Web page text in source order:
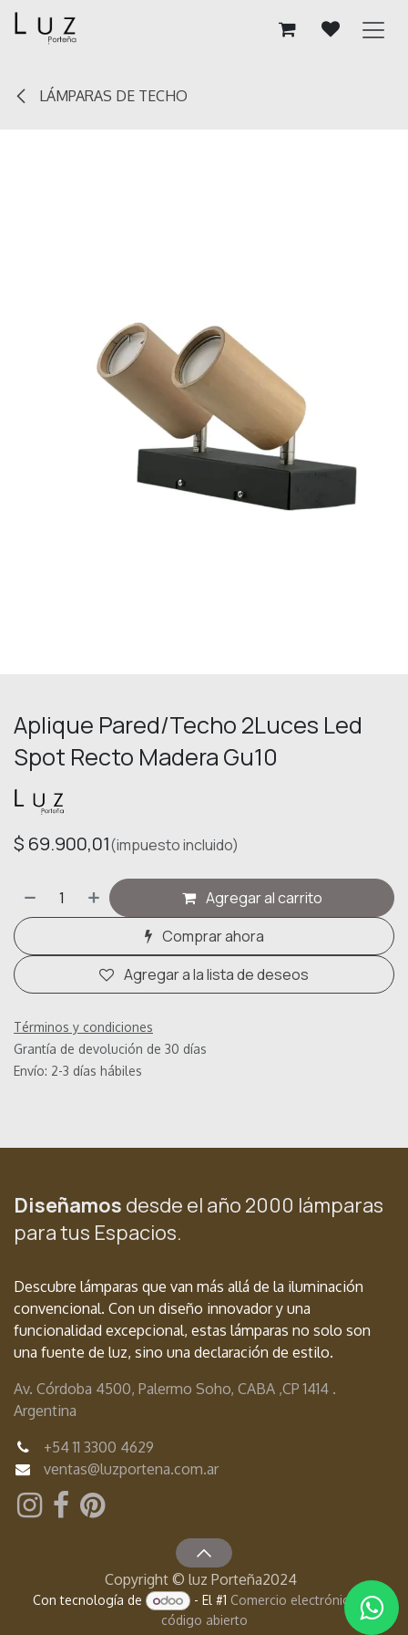
Ir al contenido
LÁMPARAS DE TECHO
Aplique Pared/Techo 2Luces Led
Spot Recto Madera Gu10
$ 69.900,01(impuesto incluido)
Agregar al carrito
Comprar ahora
Agregar a la lista de deseos
Términos y condiciones
Grantía de devolución de 30 días
Envío: 2-3 días hábiles
Diseñamos desde el año 2000 lámparas
para tus Espacios.
Descubre lámparas que van más allá de la iluminación
convencional. Con un diseño innovador y una
funcionalidad excepcional, estas lámparas no solo son
una fuente de luz, sino una declaración de estilo.
Av. Córdoba 4500, Palermo Soho, CABA ,CP 1414 .
Argentina
+5411 3300 4629
ventas@luzportena.com.ar
Copyright © luz Porteña2024
Con tecnología de - El #1 Comercio electrónico de
código abierto